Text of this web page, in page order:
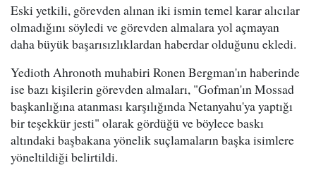
Eski yetkili, görevden alınan iki ismin temel karar alıcılar
olmadığını söyledi ve görevden almalara yol açmayan
daha büyük başarısızlıklardan haberdar olduğunu ekledi.
Yedioth Ahronoth muhabiri Ronen Bergman'ın haberinde
ise bazı kişilerin görevden almaları, "Gofman'ın Mossad
başkanlığına atanması karşılığında Netanyahu'ya yaptığı
bir teşekkür jesti" olarak gördüğü ve böylece baskı
altındaki başbakana yönelik suçlamaların başka isimlere
yöneltildiği belirtildi.